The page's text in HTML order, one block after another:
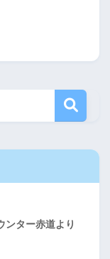
ンター赤道より